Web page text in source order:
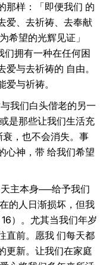
那样：「即便我们 的
爱、去祈祷、去奉献
希望的光辉见证」
们拥有一种在任何困
与去祈祷的 自由。
与祈祷。
我们白头偕老的另一
是那些让我们生活充
，也不会消失。事
心神，带 给我们希望
主本身──给予我们
的人日渐损坏，但我
）。尤其当我们年岁
直前。愿我 们每天都
更新。让我们在家庭